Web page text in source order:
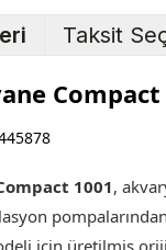
Taksit
Compact
1001,
için üretilmiş